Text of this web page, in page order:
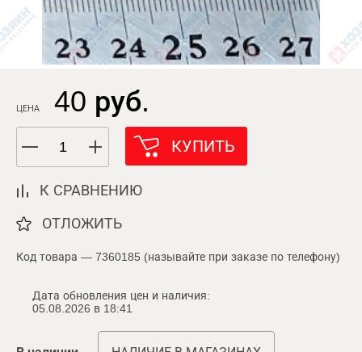
ЦЕНА 40 руб.
КУПИТЬ
К СРАВНЕНИЮ
ОТЛОЖИТЬ
Код товара — 7360185 (называйте при заказе по телефону)
Дата обновления цен и наличия:
05.08.2026 в 18:41